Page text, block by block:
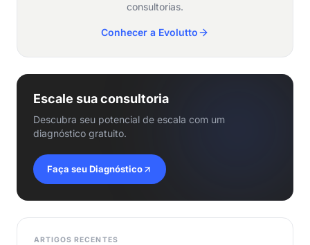
consultorias.
Conhecer a Evolutto
Escale sua consultoria
Descubra seu potencial de escala com um
diagnóstico gratuito.
Faça seu Diagnóstico
ARTIGOS RECENTES